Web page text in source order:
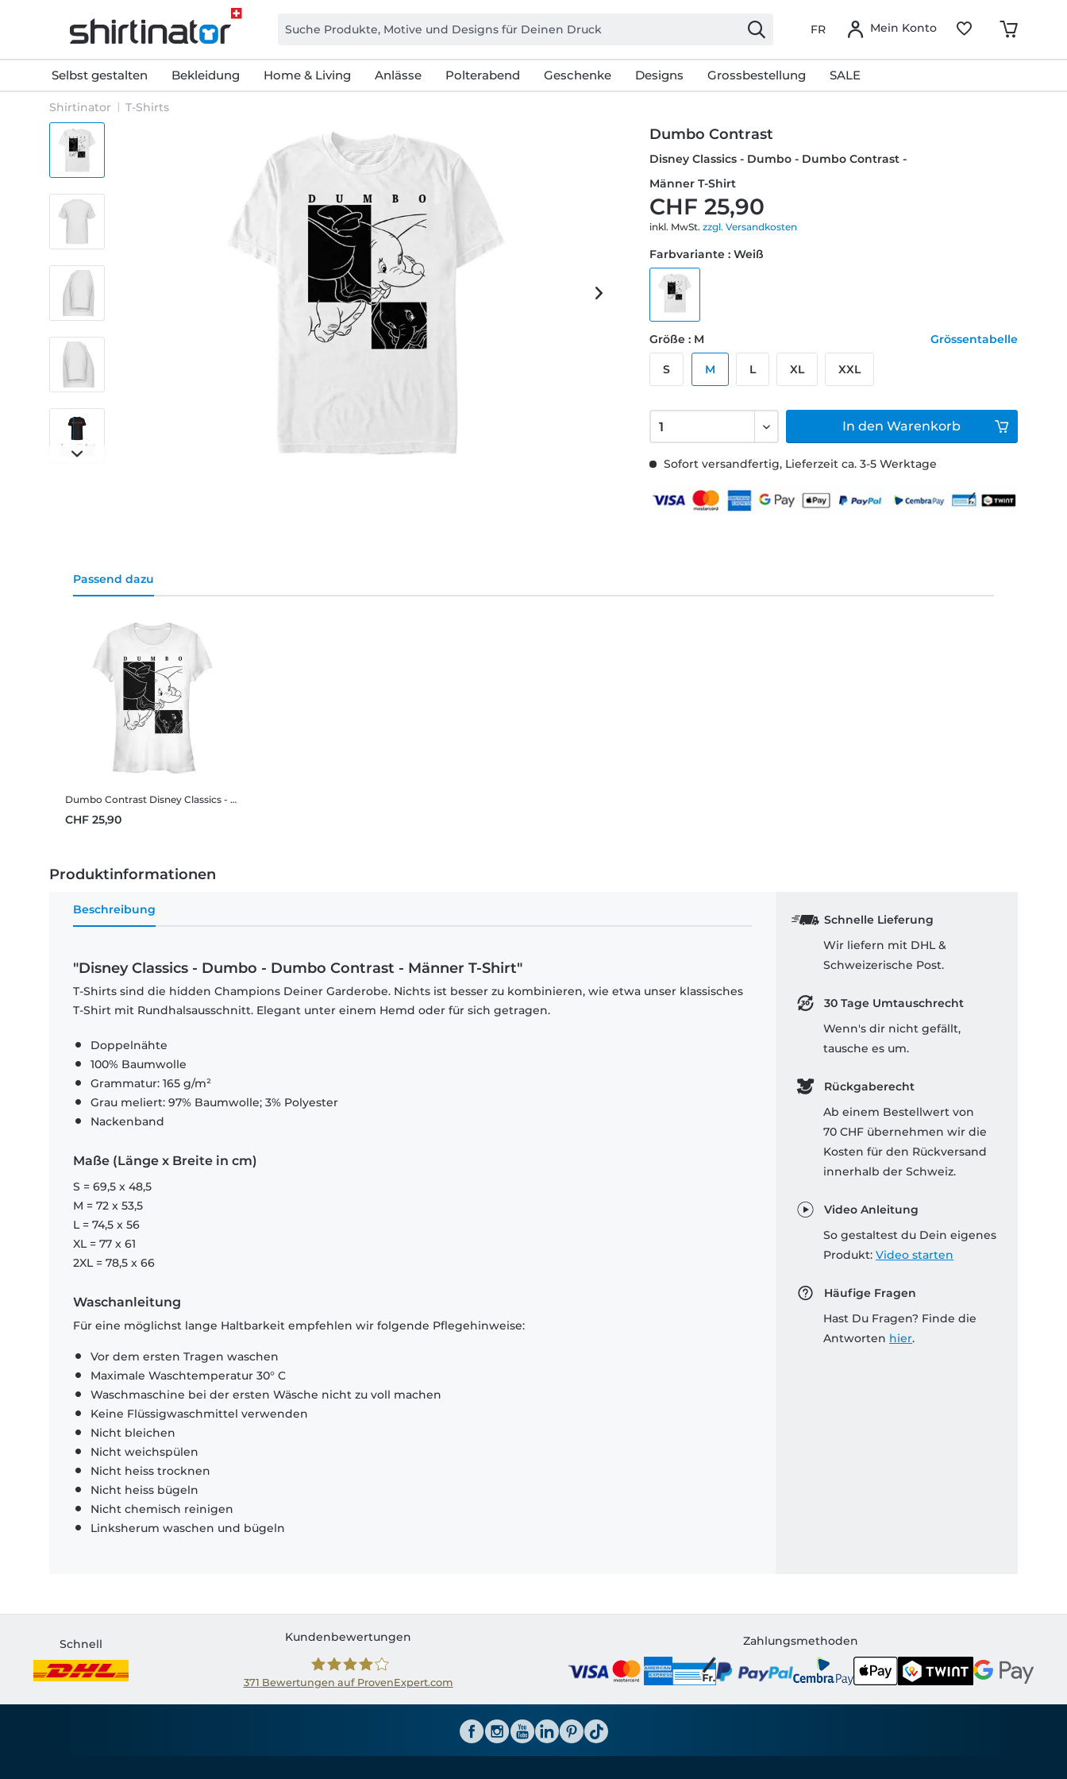
FR Mein Konto
Selbst gestalten Bekleidung Home & Living Anlässe Polterabend Geschenke Designs Grossbestellung SALE
Shirtinator T-Shirts
Dumbo Contrast
Disney Classics - Dumbo - Dumbo Contrast -
Männer T-Shirt
CHF 25,90
inkl. MwSt.zzgl. Versandkosten
Sofort versandfertig, Lieferzeit ca. 3-5 Werktage
Farbvariante : Weiß
Größe : M Grössentabelle
S M L XL XXL
In den Warenkorb
Passend dazu
Dumbo Contrast Disney Classics - Dumbo - Dumbo Contrast - Frauen T-Shirt
CHF 25,90
Produktinformationen
Beschreibung
"Disney Classics - Dumbo - Dumbo Contrast - Männer T-Shirt"
T-Shirts sind die hidden Champions Deiner Garderobe. Nichts ist besser zu kombinieren, wie etwa unser klassisches
T-Shirt mit Rundhalsausschnitt. Elegant unter einem Hemd oder für sich getragen.
Doppelnähte
100% Baumwolle
Grammatur: 165 g/m²
Grau meliert: 97% Baumwolle; 3% Polyester
Nackenband
Maße (Länge x Breite in cm)
S = 69,5 x 48,5
M = 72 x 53,5
L = 74,5 x 56
XL = 77 x 61
2XL = 78,5 x 66
Waschanleitung
Für eine möglichst lange Haltbarkeit empfehlen wir folgende Pflegehinweise:
Vor dem ersten Tragen waschen
Maximale Waschtemperatur 30° C
Waschmaschine bei der ersten Wäsche nicht zu voll machen
Keine Flüssigwaschmittel verwenden
Nicht bleichen
Nicht weichspülen
Nicht heiss trocknen
Nicht heiss bügeln
Nicht chemisch reinigen
Linksherum waschen und bügeln
Schnelle Lieferung
Wir liefern mit DHL &
Schweizerische Post.
30 Tage Umtauschrecht
Wenn's dir nicht gefällt,
tausche es um.
Rückgaberecht
Ab einem Bestellwert von
70 CHF übernehmen wir die
Kosten für den Rückversand
innerhalb der Schweiz.
Video Anleitung
So gestaltest du Dein eigenes
Produkt: Video starten
Häufige Fragen
Hast Du Fragen? Finde die
Antworten hier.
Schnell
Kundenbewertungen
371 Bewertungen auf ProvenExpert.com
Zahlungsmethoden